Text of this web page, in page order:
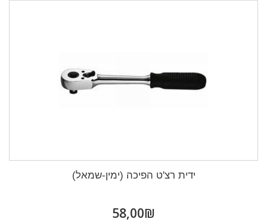
ידית רצ'ט הפיכה (ימין-שמאל)
₪‎58,00